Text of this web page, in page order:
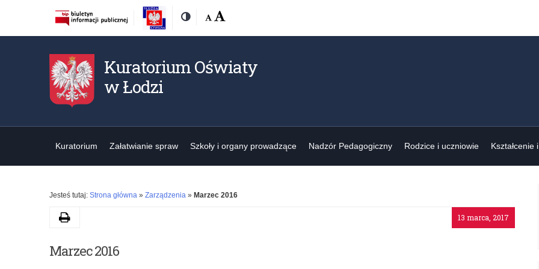
KontrastRozmiar
Domyślna
Wielka
Kuratorium Oświaty
w Łodzi
Kuratorium Załatwianie spraw Szkoły i organy prowadzące Nadzór Pedagogiczny Rodzice i uczniowie Kształcenie
Jesteś tutaj: Strona główna » Zarządzenia » Marzec 2016
13 marca, 2017
Marzec 2016
Drukuj